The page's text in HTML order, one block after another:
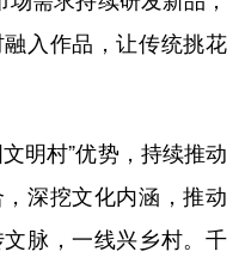
入作品，让传统挑花
明村”优势，持续推动
深挖文化内涵，推动
脉，一线兴乡村。千